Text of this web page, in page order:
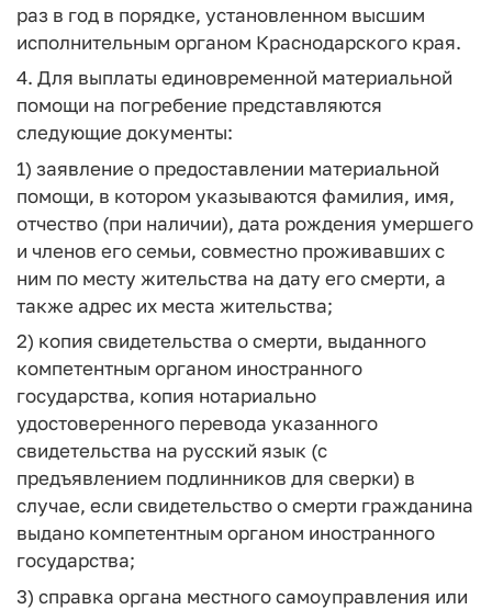
раз в год в порядке, установленном высшим
исполнительным органом Краснодарского края.
4. Для выплаты единовременной материальной
помощи на погребение представляются
следующие документы:
1) заявление о предоставлении материальной
помощи, в котором указываются фамилия, имя,
отчество (при наличии), дата рождения умершего
и членов его семьи, совместно проживавших с
ним по месту жительства на дату его смерти, а
также адрес их места жительства;
2) копия свидетельства о смерти, выданного
компетентным органом иностранного
государства, копия нотариально
удостоверенного перевода указанного
свидетельства на русский язык (с
предъявлением подлинников для сверки) в
случае, если свидетельство о смерти гражданина
выдано компетентным органом иностранного
государства;
3) справка органа местного самоуправления или